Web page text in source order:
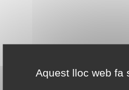
Aquest lloc web fa